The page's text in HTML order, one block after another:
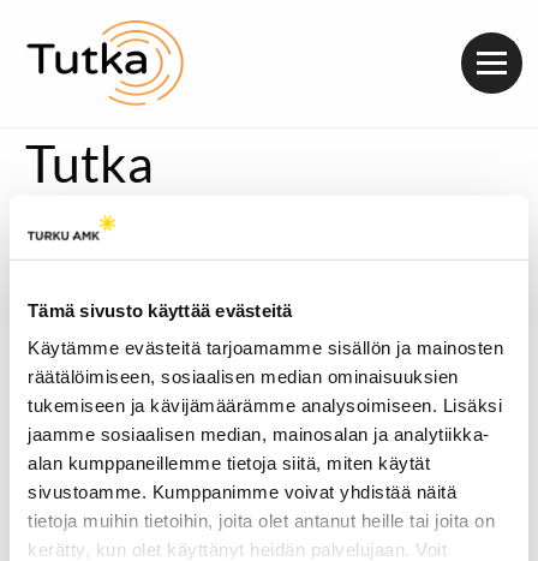
Tämä sivusto käyttää evästeitä
Käytämme evästeitä tarjoamamme sisällön ja mainosten
räätälöimiseen, sosiaalisen median ominaisuuksien
tukemiseen ja kävijämäärämme analysoimiseen. Lisäksi
jaamme sosiaalisen median, mainosalan ja analytiikka-
alan kumppaneillemme tietoja siitä, miten käytät
sivustoamme. Kumppanimme voivat yhdistää näitä
tietoja muihin tietoihin, joita olet antanut heille tai joita on
kerätty, kun olet käyttänyt heidän palvelujaan. Voit
Tutka
Hyvinvointivalmentaja Essi Kujala lopetti pitkäaikaisen
vegaaniruokavalion vaikeiden terveysoireiden myötä.